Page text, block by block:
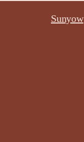
Sunyow